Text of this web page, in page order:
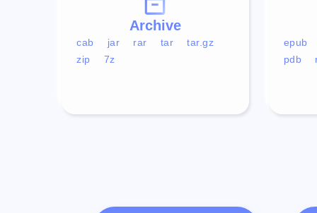
epub
pdb
Archive
cab jar rar tar
tar.gz
zip
7z